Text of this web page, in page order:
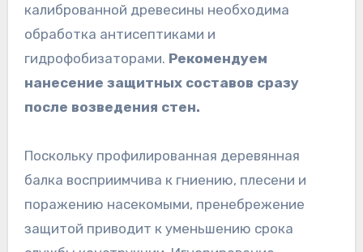
калиброванной древесины необходима
обработка антисептиками и
гидрофобизаторами. Рекомендуем
нанесение защитных составов сразу
после возведения стен.
Поскольку профилированная деревянная
балка восприимчива к гниению, плесени и
поражению насекомыми, пренебрежение
защитой приводит к уменьшению срока